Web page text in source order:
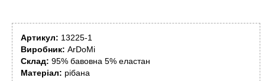
Артикул: 13225-1
Виробник: ArDoMi
Склад: 95% бавовна 5% еластан
Матеріал: рібана